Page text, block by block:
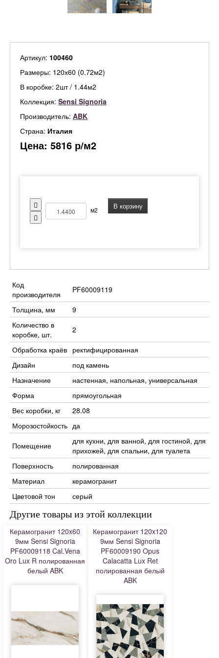
Артикул: 100460
Размеры: 120х60 (0.72м2)
В коробке: 2шт / 1.44м2
Коллекция: Sensi Signoria
Производитель: ABK
Страна: Италия
Цена: 5816 р/м2
м2 В корзину
Код
производителя
PF60009119
Толщина, мм
9
Количество в
коробке, шт.
2
Обработка краёв ректифицированная
Дизайн
под камень
Назначение
настенная, напольная, универсальная
Форма
прямоугольная
Вес коробки, кг
28.08
Морозостойкость да
Помещение
для кухни, для ванной, для гостиной, для
прихожей, для спальни, для туалета
Поверхность
полированная
Материал
керамогранит
Цветовой тон
серый
Другие товары из этой коллекции
Керамогранит 120x60
9мм Sensi Signoria
PF60009118 Cal.Vena
Oro Lux R полированная
белый ABK
Керамогранит 120x120
9мм Sensi Signoria
PF60009190 Opus
Calacatta Lux Ret
полированная белый
ABK